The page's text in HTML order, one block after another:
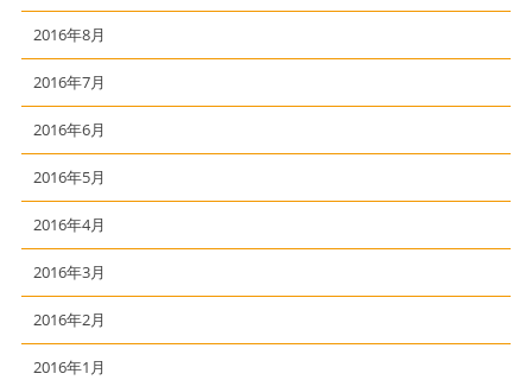
2016年8月
2016年7月
2016年6月
2016年5月
2016年4月
2016年3月
2016年2月
2016年1月